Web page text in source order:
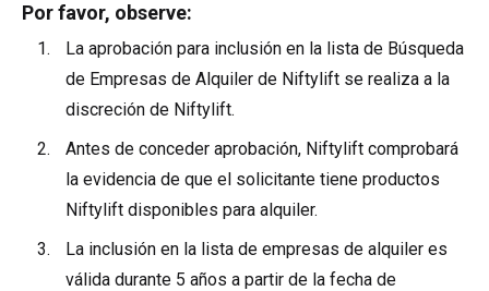
Por favor, observe:
La aprobación para inclusión en la lista de Búsqueda
de Empresas de Alquiler de Niftylift se realiza a la
discreción de Niftylift.
Antes de conceder aprobación, Niftylift comprobará
la evidencia de que el solicitante tiene productos
Niftylift disponibles para alquiler.
La inclusión en la lista de empresas de alquiler es
válida durante 5 años a partir de la fecha de